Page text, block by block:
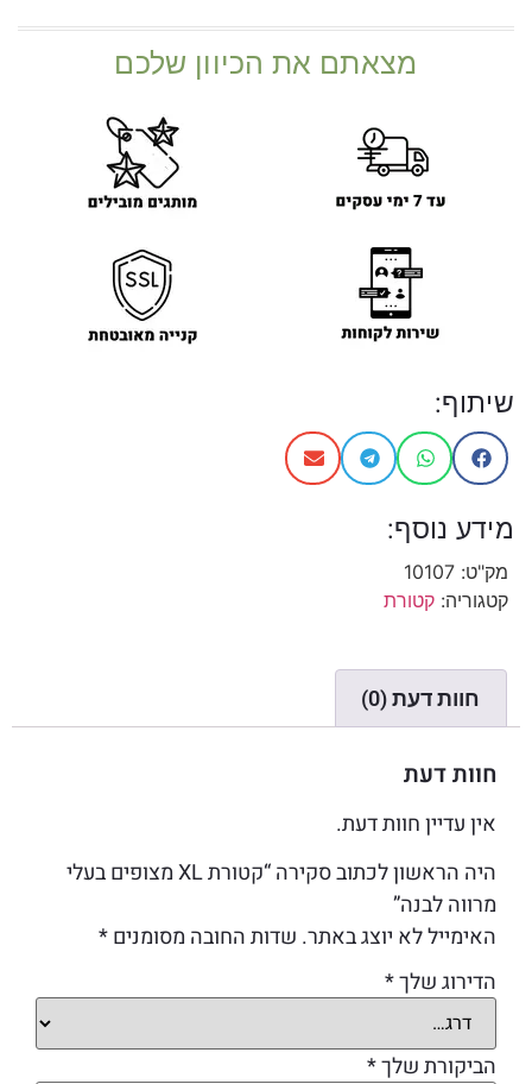
מצאתם את הכיוון שלכם
שיתוף:
מידע נוסף:
מק"ט: 10107
קטגוריה: קטורת
חוות דעת (0)
חוות דעת
אין עדיין חוות דעת.
היה הראשון לכתוב סקירה “קטורת XL מצופים בעלי
מרווה לבנה”
האימייל לא יוצג באתר. שדות החובה מסומנים*
הדירוג שלך*
הביקורת שלך*